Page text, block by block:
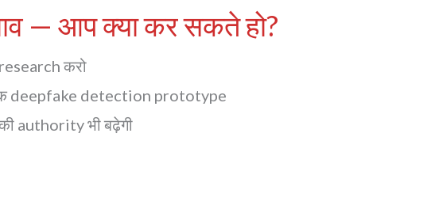
— आप क्या कर सकते हो?
करो
deepfake detection prototype
authority भी बढ़ेगी